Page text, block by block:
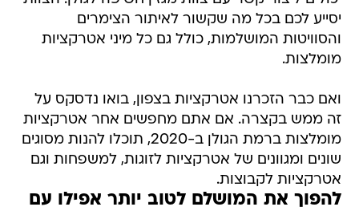
יסייע לכם בכל מה שקשור לאיתור הצימרים
והסוויטות המושלמות, כולל גם כל מיני אטרקציות
מומלצות.
ואם כבר הזכרנו אטרקציות בצפון, בואו נדסקס על
זה ממש בקצרה. אם אתם מחפשים אחר אטרקציות
מומלצות ברמת הגולן ב-2020, תוכלו להנות מסוגים
שונים ומגוונים של אטרקציות לזוגות, למשפחות וגם
אטרקציות לקבוצות.
להפוך את המושלם לטוב יותר אפילו עם